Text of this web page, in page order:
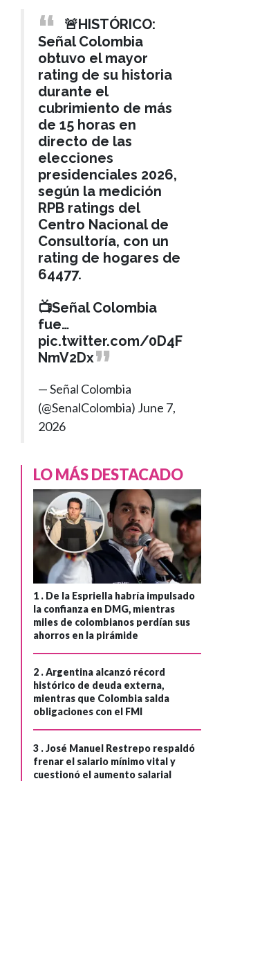
¡Colombia dijo
presente! La
🚨HISTÓRICO:
Señal Colombia
obtuvo el mayor
rating de su historia
durante el
cubrimiento de más
de 15 horas en
directo de las
elecciones
presidenciales 2026,
según la medición
RPB ratings del
Centro Nacional de
Consultoría, con un
rating de hogares de
64477.
📺Señal Colombia
fue…
pic.twitter.com/0D4F
NmV2Dx
— Señal Colombia
(@SenalColombia) June 7,
2026
LO MÁS DESTACADO
1 . De la Espriella habría impulsado
la confianza en DMG, mientras
miles de colombianos perdían sus
ahorros en la pirámide
2 .Argentina alcanzó récord
histórico de deuda externa,
mientras que Colombia salda
obligaciones con el FMI
3 .José Manuel Restrepo respaldó
frenar el salario mínimo vital y
cuestionó el aumento salarial